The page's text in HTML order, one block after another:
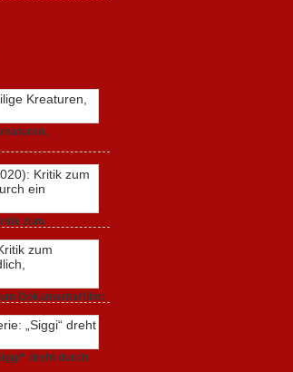
zum
ein gespaltenes
Dokumentarfilm:
dreht durch